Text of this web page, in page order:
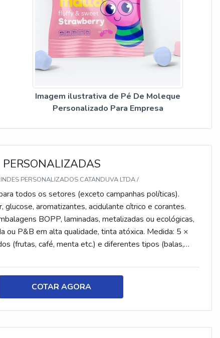
Imagem ilustrativa de Pé De Moleque
Personalizado Para Empresa
PERSONALIZADOS CATANDUVA LTDA /
todos os setores (exceto campanhas políticas).
glucose, aromatizantes, acidulante cítrico e corantes.
BOPP, laminadas, metalizadas ou ecológicas,
ou P&B em alta qualidade, tinta atóxica. Medida: 5 ×
(frutas, café, menta etc.) e diferentes tipos (balas,
COTAR AGORA